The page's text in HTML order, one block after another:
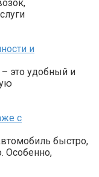
и
– это удобный и
с
быстро,
Особенно,